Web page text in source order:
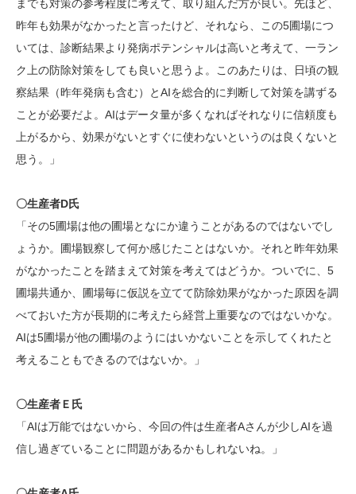
までも対策の参考程度に考えて、取り組んだ方が良い。先ほど、
昨年も効果がなかったと言ったけど、それなら、この5圃場につ
いては、診断結果より発病ポテンシャルは高いと考えて、一ラン
ク上の防除対策をしても良いと思うよ。このあたりは、日頃の観
察結果（昨年発病も含む）とAIを総合的に判断して対策を講ずる
ことが必要だよ。AIはデータ量が多くなればそれなりに信頼度も
上がるから、効果がないとすぐに使わないというのは良くないと
思う。」
〇生産者D氏
「その5圃場は他の圃場となにか違うことがあるのではないでし
ょうか。圃場観察して何か感じたことはないか。それと昨年効果
がなかったことを踏まえて対策を考えてはどうか。ついでに、5
圃場共通か、圃場毎に仮説を立てて防除効果がなかった原因を調
べておいた方が長期的に考えたら経営上重要なのではないかな。
AIは5圃場が他の圃場のようにはいかないことを示してくれたと
考えることもできるのではないか。」
〇生産者Ｅ氏
「AIは万能ではないから、今回の件は生産者Aさんが少しAIを過
信し過ぎていることに問題があるかもしれないね。」